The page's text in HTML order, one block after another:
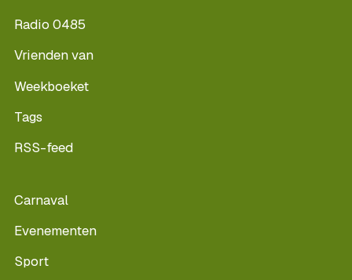
Radio 0485
Vrienden van
Weekboeket
Tags
RSS-feed
Carnaval
Evenementen
Sport